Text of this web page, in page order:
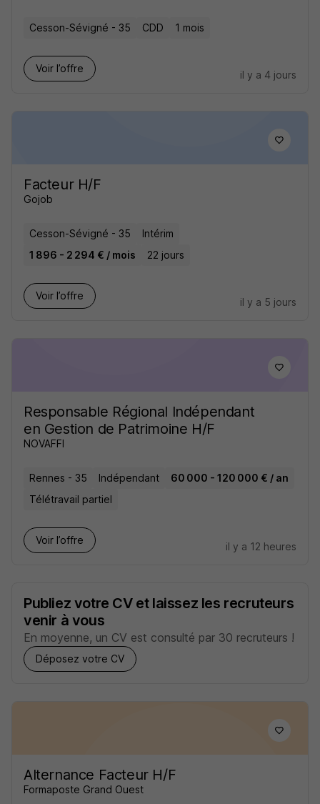
Cesson-Sévigné - 35 CDD 1 mois
Voir l’offre
il y a 4 jours
Facteur H/F
Gojob
Cesson-Sévigné - 35
Intérim
1 896 - 2 294 € / mois
22 jours
Voir l’offre
il y a 5 jours
Responsable Régional Indépendant
en Gestion de Patrimoine H/F
NOVAFFI
Rennes - 35 Indépendant
60 000 - 120 000 € / an
Télétravail partiel
Voir l’offre
il y a 12 heures
Publiez votre CV et laissez les recruteurs
venir à vous
En moyenne, un CV est consulté par 30 recruteurs !
Déposez votre CV
Alternance Facteur H/F
Formaposte Grand Ouest